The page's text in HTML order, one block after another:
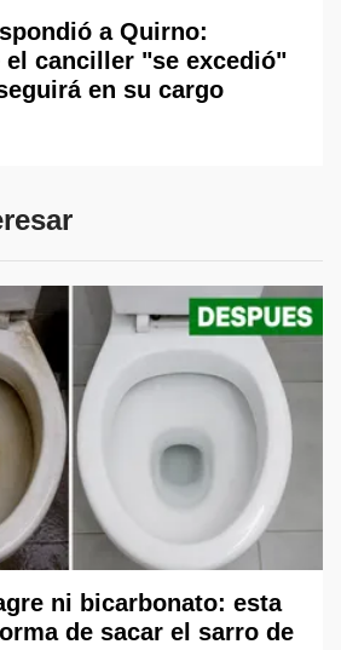
a Quirno:
el canciller "se excedió"
en su cargo
ni bicarbonato: esta
de sacar el sarro de